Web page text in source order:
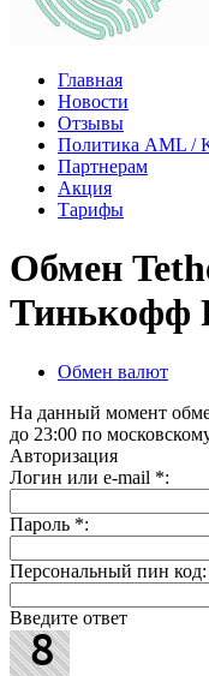
Главная
Новости
Отзывы
Политика AML /
Партнерам
Акция
Тарифы
Обмен
Тинькофф
Обмен валют
На данный момент
до 23:00 по
Авторизация
Логин или e-mail *:
Пароль *:
Персональный пин код:
Введите ответ